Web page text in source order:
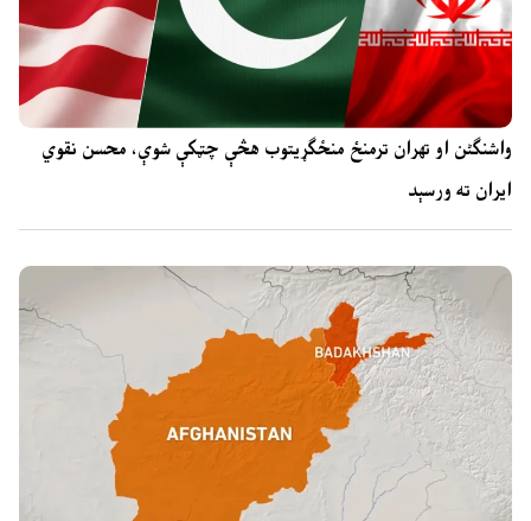
واشنگٹن او تهران ترمنځ منځګړیتوب هڅې چټکې شوې، محسن نقوي
ایران ته ورسېد